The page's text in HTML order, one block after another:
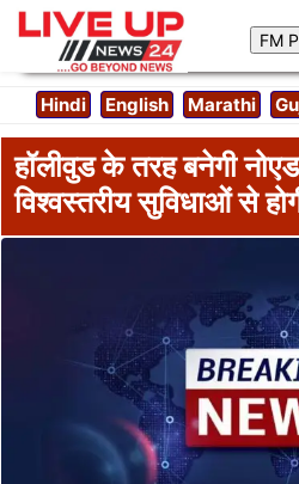
Hindi English Marathi
हॉलीवुड के तरह बनेगी
विश्वस्तरीय सुविधाओं से